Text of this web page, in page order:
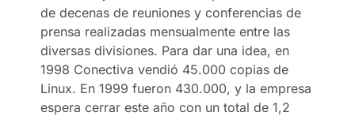
de decenas de reuniones y conferencias de
prensa realizadas mensualmente entre las
diversas divisiones. Para dar una idea, en
1998 Conectiva vendió 45.000 copias de
Linux. En 1999 fueron 430.000, y la empresa
espera cerrar este año con un total de 1,2